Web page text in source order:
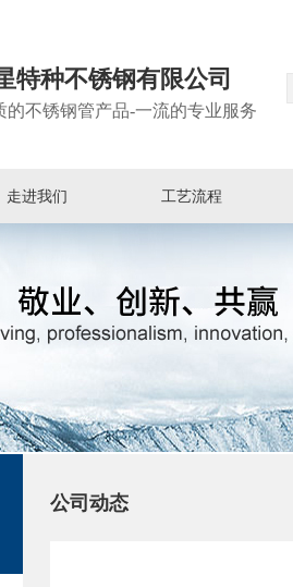
特种不锈钢有限公司
的不锈钢管产品-一流的专业服务
走进我们 工艺流程
公司动态